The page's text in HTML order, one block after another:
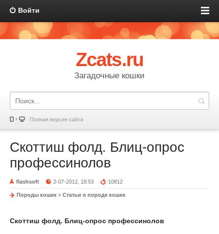
Войти
Zcats.ru
Загадочные кошки
Полная версия сайта
Скоттиш фолд. Блиц-опрос
профессинолов
flashsoft 2-07-2012, 18:53 10812
Породы кошек » Статьи о породе кошек
Скоттиш фолд. Блиц-опрос профессинолов